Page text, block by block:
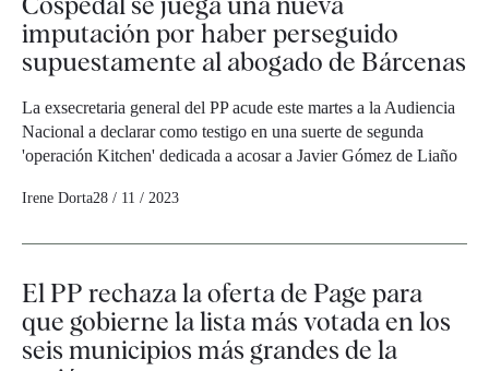
imputación por haber perseguido
supuestamente al abogado de Bárcenas
La exsecretaria general del PP acude este martes a la Audiencia
Nacional a declarar como testigo en una suerte de segunda
'operación Kitchen' dedicada a acosar a Javier Gómez de Liaño
Irene Dorta28 / 11 / 2023
El PP rechaza la oferta de Page para
que gobierne la lista más votada en los
seis municipios más grandes de la